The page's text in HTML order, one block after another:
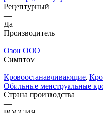
Рецептурный
—
Да
Производитель
—
Озон ООО
Симптом
—
Кровоостанавливающие,
Обильные менструальные
Страна производства
—